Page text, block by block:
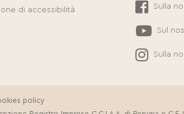
di accessibilità Sulla
Sul
Sulla
policy